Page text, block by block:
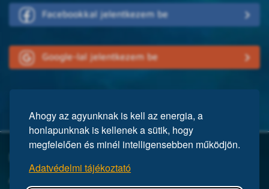
Ahogy az agyunknak is kell az energia, a
honlapunknak is kellenek a sütik, hogy
megfelelően és minél intelligensebben működjön.
Adatvédelmi tájékoztató
Facebookkal jelentkezem be
Google-lal jelentkezem be
A Mensa egy nemzetközi egyesület, közel 150 ezer taggal a világ